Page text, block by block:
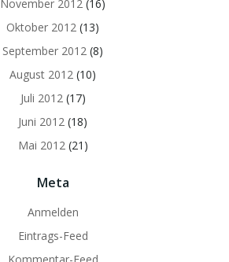
November 2012 (16)
Oktober 2012 (13)
September 2012 (8)
August 2012 (10)
Juli 2012 (17)
Juni 2012 (18)
Mai 2012 (21)
Meta
Anmelden
Eintrags-Feed
Kommentar-Feed